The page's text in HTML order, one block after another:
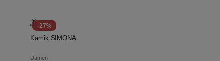
-27%
Kamik SIMONA
Damen